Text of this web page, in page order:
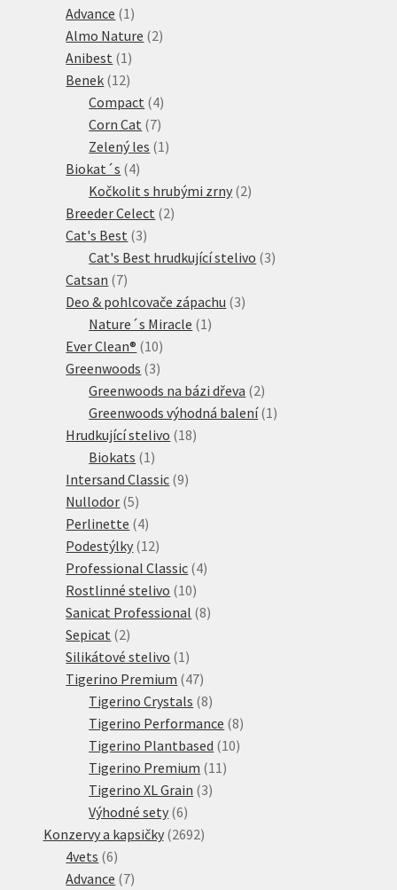
produktů
Advance 11
produkt
Almo Nature 22
Anibest 11
produkt
Benek 1212
produktů
Compact 44
produkty
Corn Cat 77
produktů
Zelený les 11
Biokat´s 44
produkty
Kočkolit s hrubými zrny 22
Breeder Celect 22
Cat's Best 33
produkty
Cat's Best hrudkující stelivo 33
Catsan 77
produktů
Deo & pohlcovače zápachu 33
Nature´s Miracle 11
Ever Clean® 1010
produktů
Greenwoods 33
produkty
Greenwoods na bázi dřeva 22
produkty
Greenwoods výhodná balení 11
Hrudkující stelivo 1818
Biokats 11
produkt
Intersand Classic 99
Nullodor 55
produktů
Perlinette 44
produkty
Podestýlky 1212
produktů
Professional Classic 44
Rostlinné stelivo 1010
produktů
Sanicat Professional 88
Sepicat 22
produkty
Silikátové stelivo 11
produkt
Tigerino Premium 4747
produktů
Tigerino Crystals 88
produktů
Tigerino Performance 88
produktů
Tigerino Plantbased 1010
Tigerino Premium 1111
Tigerino XL Grain 33
Výhodné sety 66
produktů
Konzervy a kapsičky 26922692
4vets 66
produktů
Advance 77